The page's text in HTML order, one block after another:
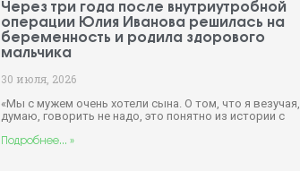
Через три года после внутриутробной
операции Юлия Иванова решилась на
беременность и родила здорового
мальчика
30 июля, 2026
«Мы с мужем очень хотели сына. О том, что я везучая,
думаю, говорить не надо, это понятно из истории с
Подробнее... »